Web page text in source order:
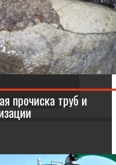
прочиска труб и